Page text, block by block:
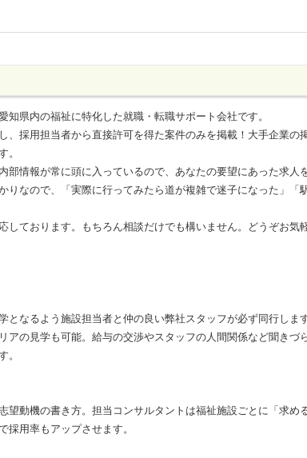
知県内の福祉に特化した就職・転職サポート会社です。
、採用担当者から直接許可を得た案件のみを掲載！大手企業の
。
部情報が常に頭に入っているので、あなたの要望にあった求人
なので、「実際に行ってみたら道が複雑で迷子になった」「
しております。もちろん相談だけでも構いません。どうぞお気
なるよう施設担当者と仲の良い弊社スタッフが必ず同行しま
アの見学も可能。給与の交渉やスタッフの人間関係など聞きづ
。
動機の書き方。担当コンサルタントは福祉施設ごとに「求め
用率もアップさせます。